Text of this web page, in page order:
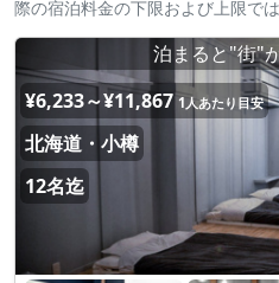
際の宿泊料金の下限および上限では
泊まると"街"
¥6,233～¥11,867 1人あたり目安
北海道・小樽
12名迄